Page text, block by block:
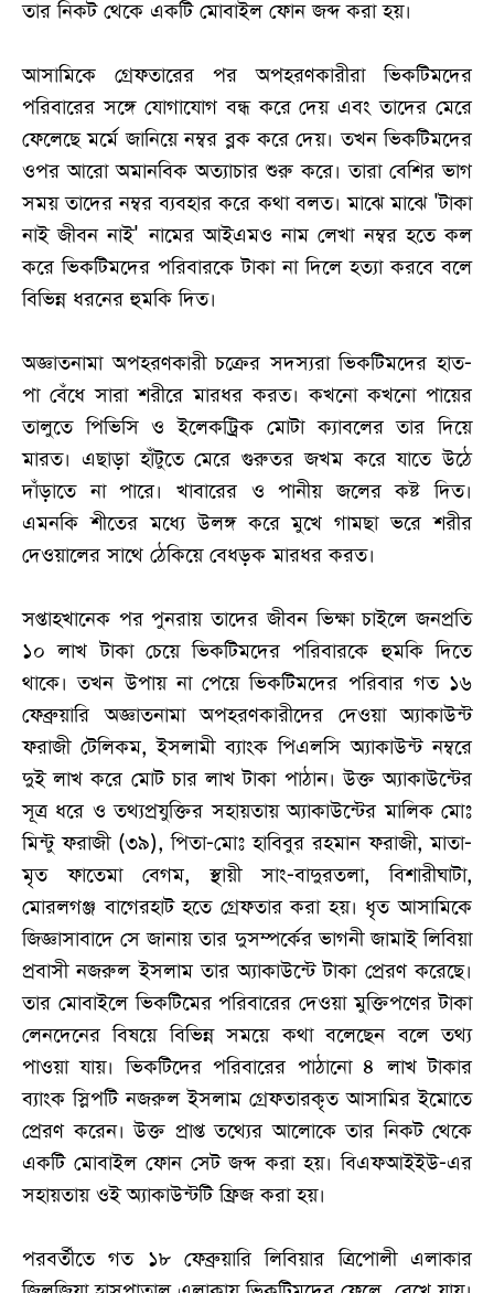
তার নিকট থেকে একটি মোবাইল ফোন জব্দ করা হয়।
আসামিকে গ্রেফতারের পর অপহরণকারীরা ভিকটিমদের
পরিবারের সঙ্গে যোগাযোগ বন্ধ করে দেয় এবং তাদের মেরে
ফেলেছে মর্মে জানিয়ে নম্বর ব্লক করে দেয়। তখন ভিকটিমদের
ওপর আরো অমানবিক অত্যাচার শুরু করে। তারা বেশির ভাগ
সময় তাদের নম্বর ব্যবহার করে কথা বলত। মাঝে মাঝে 'টাকা
নাই জীবন নাই' নামের আইএমও নাম লেখা নম্বর হতে কল
করে ভিকটিমদের পরিবারকে টাকা না দিলে হত্যা করবে বলে
বিভিন্ন ধরনের হুমকি দিত।
অজ্ঞাতনামা অপহরণকারী চক্রের সদস্যরা ভিকটিমদের হাত-
পা বেঁধে সারা শরীরে মারধর করত। কখনো কখনো পায়ের
তালুতে পিভিসি ও ইলেকট্রিক মোটা ক্যাবলের তার দিয়ে
মারত। এছাড়া হাঁটুতে মেরে গুরুতর জখম করে যাতে উঠে
দাঁড়াতে না পারে। খাবারের ও পানীয় জলের কষ্ট দিত।
এমনকি শীতের মধ্যে উলঙ্গ করে মুখে গামছা ভরে শরীর
দেওয়ালের সাথে ঠেকিয়ে বেধড়ক মারধর করত।
সপ্তাহখানেক পর পুনরায় তাদের জীবন ভিক্ষা চাইলে জনপ্রতি
১০ লাখ টাকা চেয়ে ভিকটিমদের পরিবারকে হুমকি দিতে
থাকে। তখন উপায় না পেয়ে ভিকটিমদের পরিবার গত ১৬
ফেব্রুয়ারি অজ্ঞাতনামা অপহরণকারীদের দেওয়া অ্যাকাউন্ট
ফরাজী টেলিকম, ইসলামী ব্যাংক পিএলসি অ্যাকাউন্ট নম্বরে
দুই লাখ করে মোট চার লাখ টাকা পাঠান। উক্ত অ্যাকাউন্টের
সূত্র ধরে ও তথ্যপ্রযুক্তির সহায়তায় অ্যাকাউন্টের মালিক মোঃ
মিন্টু ফরাজী (৩৯), পিতা-মোঃ হাবিবুর রহমান ফরাজী, মাতা-
মৃত ফাতেমা বেগম, স্থায়ী সাং-বাদুরতলা, বিশারীঘাটা,
মোরলগঞ্জ বাগেরহাট হতে গ্রেফতার করা হয়। ধৃত আসামিকে
জিজ্ঞাসাবাদে সে জানায় তার দুসম্পর্কের ভাগনী জামাই লিবিয়া
প্রবাসী নজরুল ইসলাম তার অ্যাকাউন্টে টাকা প্রেরণ করেছে।
তার মোবাইলে ভিকটিমের পরিবারের দেওয়া মুক্তিপণের টাকা
লেনদেনের বিষয়ে বিভিন্ন সময়ে কথা বলেছেন বলে তথ্য
পাওয়া যায়। ভিকটিদের পরিবারের পাঠানো ৪ লাখ টাকার
ব্যাংক স্লিপটি নজরুল ইসলাম গ্রেফতারকৃত আসামির ইমোতে
প্রেরণ করেন। উক্ত প্রাপ্ত তথ্যের আলোকে তার নিকট থেকে
একটি মোবাইল ফোন সেট জব্দ করা হয়। বিএফআইইউ-এর
সহায়তায় ওই অ্যাকাউন্টটি ফ্রিজ করা হয়।
পরবর্তীতে গত ১৮ ফেব্রুয়ারি লিবিয়ার ত্রিপোলী এলাকার